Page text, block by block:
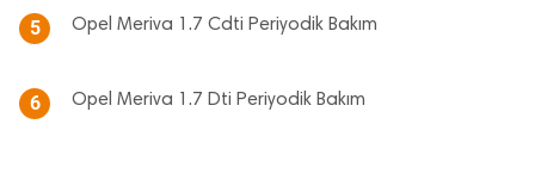
5 Opel Meriva 1.7 Cdti Periyodik Bakım
6 Opel Meriva 1.7 Dti Periyodik Bakım